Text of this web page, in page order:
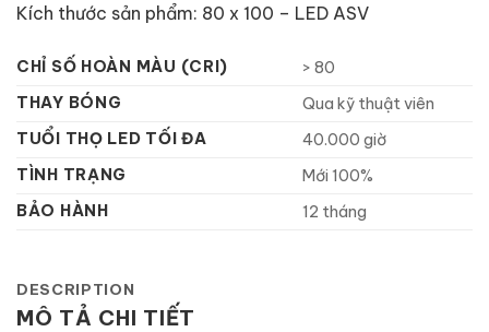
Kích thước sản phẩm: 80 x 100 – LED ASV
CHỈ SỐ HOÀN MÀU (CRI)
> 80
THAY BÓNG
Qua kỹ thuật viên
TUỔI THỌ LED TỐI ĐA
40.000 giờ
TÌNH TRẠNG
Mới 100%
BẢO HÀNH
12 tháng
DESCRIPTION
MÔ TẢ CHI TIẾT